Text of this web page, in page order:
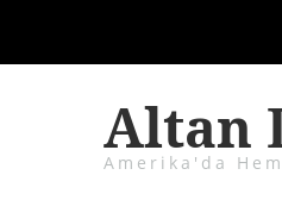
Altan
Amerika'da